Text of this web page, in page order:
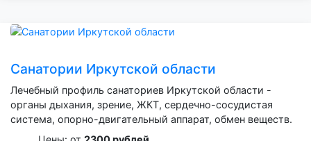
Санатории Иркутской области
Лечебный профиль санаториев Иркутской области -
органы дыхания, зрение, ЖКТ, сердечно-сосудистая
система, опорно-двигательный аппарат, обмен веществ.